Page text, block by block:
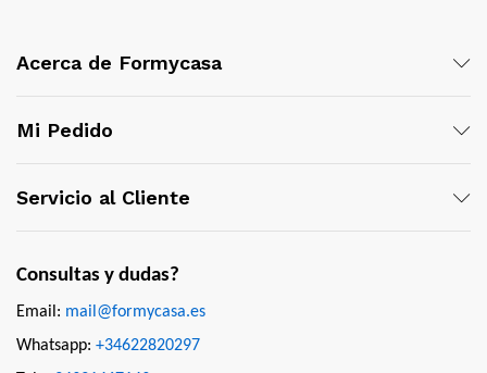
Acerca de Formycasa
Mi Pedido
Servicio al Cliente
Consultas y dudas?
Email: mail@formycasa.es
Whatsapp: +34622820297